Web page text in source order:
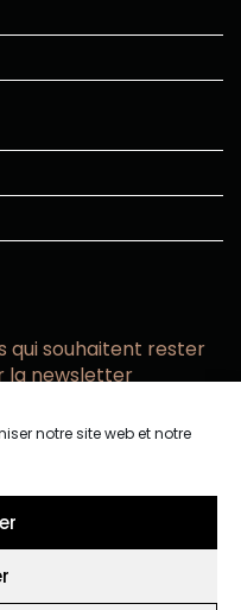
notre site web et notre
qui souhaitent rester
la newsletter